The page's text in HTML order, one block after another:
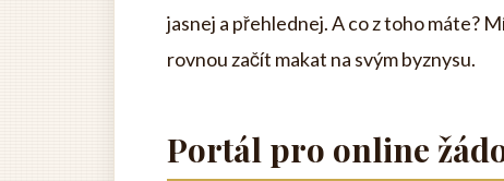
jasnej a přehlednej. A co z toho máte?
rovnou začít makat na svým byznysu.
Portál pro online